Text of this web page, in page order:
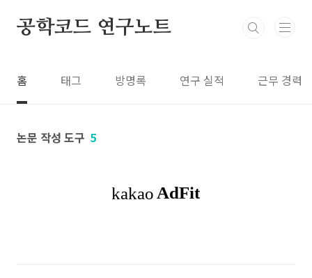
공학코드 연구노트
홈 태그 방명록 연구 실적 근무 경력
논문 작성 도구 5